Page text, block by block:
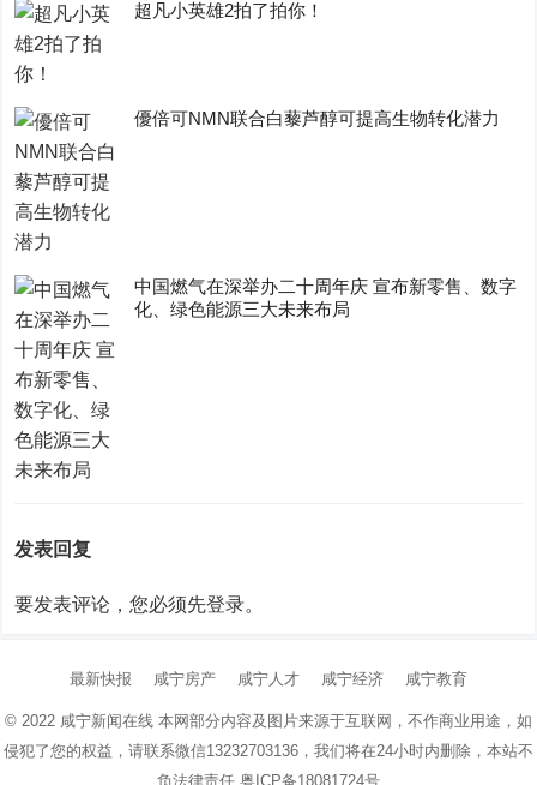
超凡小英雄2拍了拍你！
優倍可NMN联合白藜芦醇可提高生物转化潜力
中国燃气在深举办二十周年庆 宣布新零售、数字
化、绿色能源三大未来布局
发表回复
要发表评论，您必须先登录。
最新快报 咸宁房产 咸宁人才 咸宁经济 咸宁教育
© 2022 咸宁新闻在线本网部分内容及图片来源于互联网，不作商业用途，如
侵犯了您的权益，请联系微信13232703136，我们将在24小时内删除，本站不
负法律责任 粤ICP备18081724号